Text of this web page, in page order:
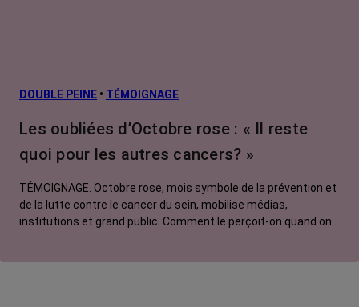
DOUBLE PEINE • TÉMOIGNAGE
Les oubliées d’Octobre rose : « Il reste
quoi pour les autres cancers? »
TÉMOIGNAGE. Octobre rose, mois symbole de la prévention et
de la lutte contre le cancer du sein, mobilise médias,
institutions et grand public. Comment le perçoit-on quand on